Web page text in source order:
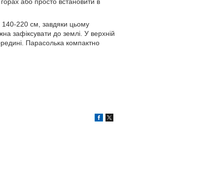
140-220 см , завдяки цьому
зафіксувати до землі. У верхній
Парасолька компактно